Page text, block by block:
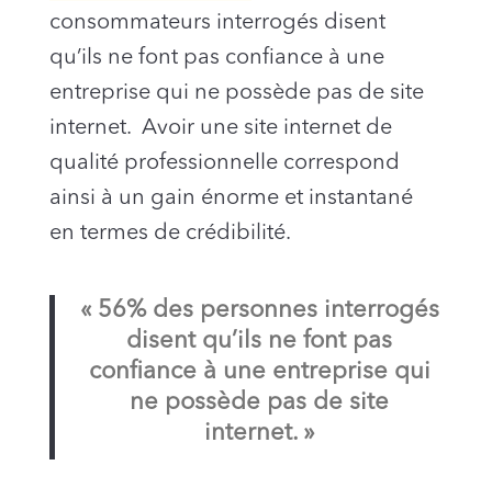
consommateurs interrogés disent
qu’ils ne font pas confiance à une
entreprise qui ne possède pas de site
internet. Avoir une site internet de
qualité professionnelle correspond
ainsi à un gain énorme et instantané
en termes de crédibilité.
« 56% des personnes interrogés
disent qu’ils ne font pas
confiance à une entreprise qui
ne possède pas de site
internet. »